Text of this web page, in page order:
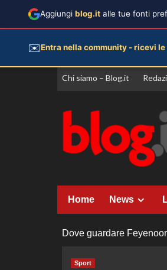
Vai
Chi siamo – Blog.it
Home News
Dove guardare
Sport
Aggiungi blog.it alle tue fonti
✉️Entra nella community - ricevi